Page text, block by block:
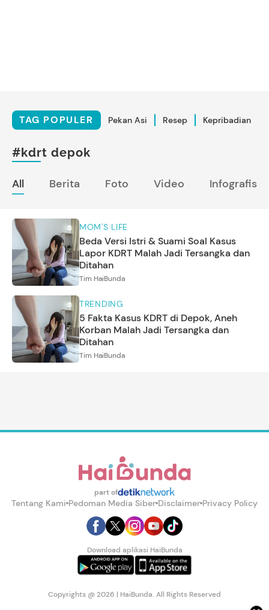
TAG POPULER Pekan Asi Resep Kepribadian
#kdrt depok
All Berita Foto Video Infografis
MOM'S LIFE
Beda Versi Istri & Suami Soal Kasus
Lapor KDRT Malah Jadi Tersangka dan
Ditahan
Tim HaiBunda
TRENDING
5 Fakta Kasus KDRT di Depok, Aneh
Korban Malah Jadi Tersangka dan
Ditahan
Tim HaiBunda
part of
Tentang Kami Pedoman Media Siber Disclaimer Privacy Policy
Download aplikasi HaiBunda
Copyrights @ 2026 | HaiBunda. All Rights Reserved